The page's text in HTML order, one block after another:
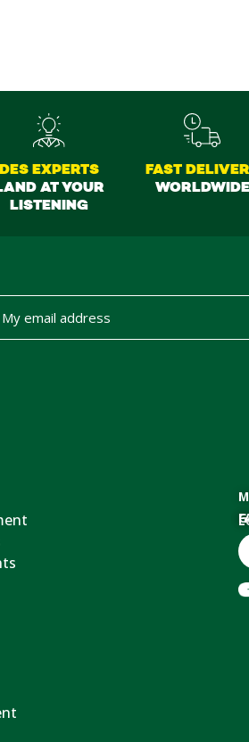
DES EXPERTS
AT YOUR
LISTENING
FAST
WORLDWIDE